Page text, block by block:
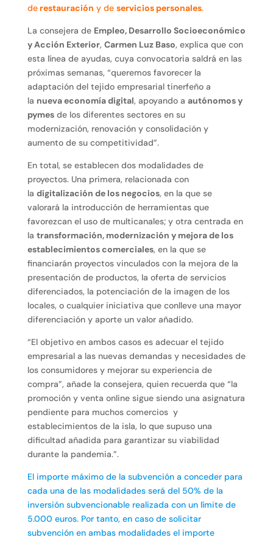
derestauración y de servicios personales.
La consejera de Empleo, Desarrollo Socioeconómico
y Acción Exterior, Carmen Luz Baso, explica que con
esta línea de ayudas, cuya convocatoria saldrá en las
próximas semanas, “queremos favorecer la
adaptación del tejido empresarial tinerfeño a
la nueva economía digital, apoyando a autónomos y
pymesde los diferentes sectores en su
modernización, renovación y consolidación y
aumento de su competitividad”.
En total, se establecen dos modalidades de
proyectos. Una primera, relacionada con
la digitalización de los negocios, en la que se
valorará la introducción de herramientas que
favorezcan el uso de multicanales; y otra centrada en
la transformación, modernización y mejora de los
establecimientos comerciales, en la que se
financiarán proyectos vinculados con la mejora de la
presentación de productos, la oferta de servicios
diferenciados, la potenciación de la imagen de los
locales, o cualquier iniciativa que conlleve una mayor
diferenciación y aporte un valor añadido.
“El objetivo en ambos casos es adecuar el tejido
empresarial a las nuevas demandas y necesidades de
los consumidores y mejorar su experiencia de
compra”, añade la consejera, quien recuerda que “la
promoción y venta online sigue siendo una asignatura
pendiente para muchos comercios y
establecimientos de la isla, lo que supuso una
dificultad añadida para garantizar su viabilidad
durante la pandemia.”.
El importe máximo de la subvención a conceder para
cada una de las modalidades será del 50% de la
inversión subvencionable realizada con un límite de
5.000 euros. Por tanto, en caso de solicitar
subvención en ambas modalidades el importe